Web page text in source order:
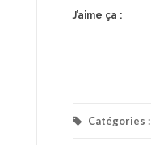
J’aime ça :
Catégories :